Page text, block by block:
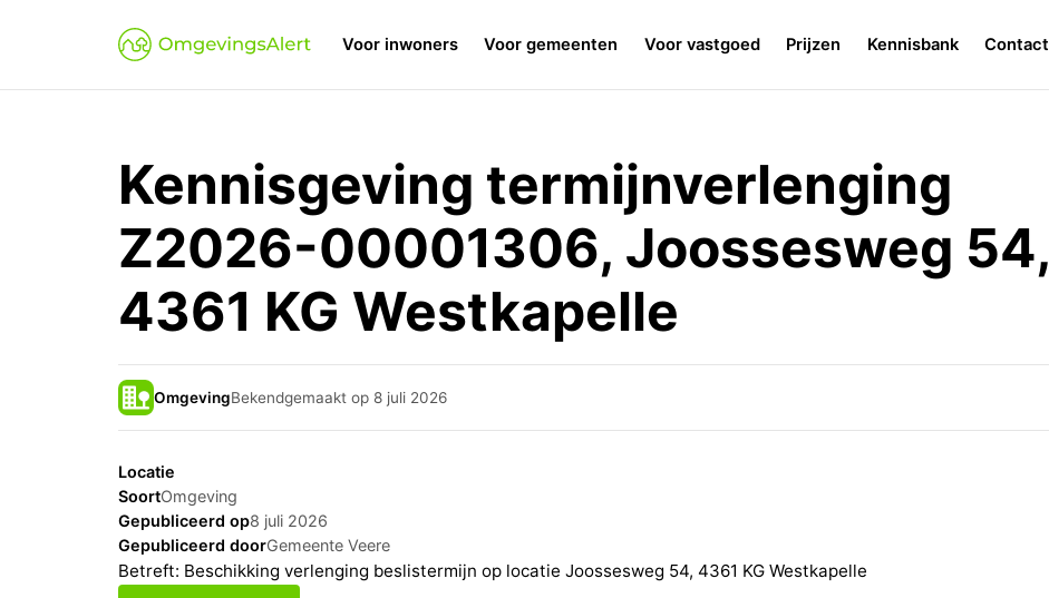
Voor inwoners Voor gemeenten Voor vastgoed Prijzen Kennisbank Contact
Kennisgeving termijnverlenging
Z2026-00001306, Joossesweg 54,
4361 KG Westkapelle
OmgevingBekendgemaakt op 8 juli 2026
Locatie
SoortOmgeving
Gepubliceerd op8 juli 2026
Gepubliceerd doorGemeente Veere
Betreft: Beschikking verlenging beslistermijn op locatie Joossesweg 54, 4361 KG Westkapelle